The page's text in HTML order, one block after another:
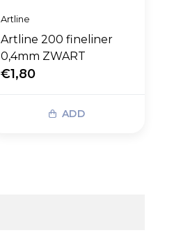
Artline
Artline 200 fineliner
0,4mm ZWART
€1,80
ADD